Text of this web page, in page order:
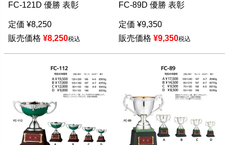
FC-121D 優勝 表彰
定価 ¥8,250
販売価格 ¥8,250税込
FC-89D 優勝 表彰
定価 ¥9,350
販売価格 ¥9,350税込